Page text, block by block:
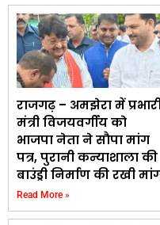
राजगढ़ – अमझेरा में
मंत्री विजयवर्गीय को
भाजपा नेता ने सौपा मांग
पत्र, पुरानी कन्याशाला की
बाउंड्री निर्माण की रखी
Read More »